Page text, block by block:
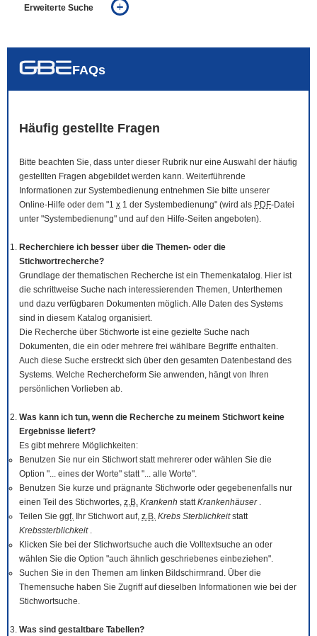
Erweiterte Suche
auch in allen Texten suchen (Volltextsuche)
FAQs
Häufig gestellte Fragen
Bitte beachten Sie, dass unter dieser Rubrik nur eine Auswahl der häufig
gestellten Fragen abgebildet werden kann. Weiterführende
Informationen zur Systembedienung entnehmen Sie bitte unserer
Online-Hilfe oder dem "1 x 1 der Systembedienung" (wird als PDF-Datei
unter "Systembedienung" und auf den Hilfe-Seiten angeboten).
Recherchiere ich besser über die Themen- oder die
Stichwortrecherche?
Grundlage der thematischen Recherche ist ein Themenkatalog. Hier ist
die schrittweise Suche nach interessierenden Themen, Unterthemen
und dazu verfügbaren Dokumenten möglich. Alle Daten des Systems
sind in diesem Katalog organisiert.
Die Recherche über Stichworte ist eine gezielte Suche nach
Dokumenten, die ein oder mehrere frei wählbare Begriffe enthalten.
Auch diese Suche erstreckt sich über den gesamten Datenbestand des
Systems. Welche Rechercheform Sie anwenden, hängt von Ihren
persönlichen Vorlieben ab.
Was kann ich tun, wenn die Recherche zu meinem Stichwort keine
Ergebnisse liefert?
Es gibt mehrere Möglichkeiten:
Benutzen Sie nur ein Stichwort statt mehrerer oder wählen Sie die
Option "... eines der Worte" statt "... alle Worte".
Benutzen Sie kurze und prägnante Stichworte oder gegebenenfalls nur
einen Teil des Stichwortes, z.B. Krankenh stattKrankenhäuser .
Teilen Sie ggf. Ihr Stichwort auf, z.B. Krebs Sterblichkeitstatt
Krebssterblichkeit .
Klicken Sie bei der Stichwortsuche auch die Volltextsuche an oder
wählen Sie die Option "auch ähnlich geschriebenes einbeziehen".
Suchen Sie in den Themen am linken Bildschirmrand. Über die
Themensuche haben Sie Zugriff auf dieselben Informationen wie bei der
Stichwortsuche.
Was sind gestaltbare Tabellen?